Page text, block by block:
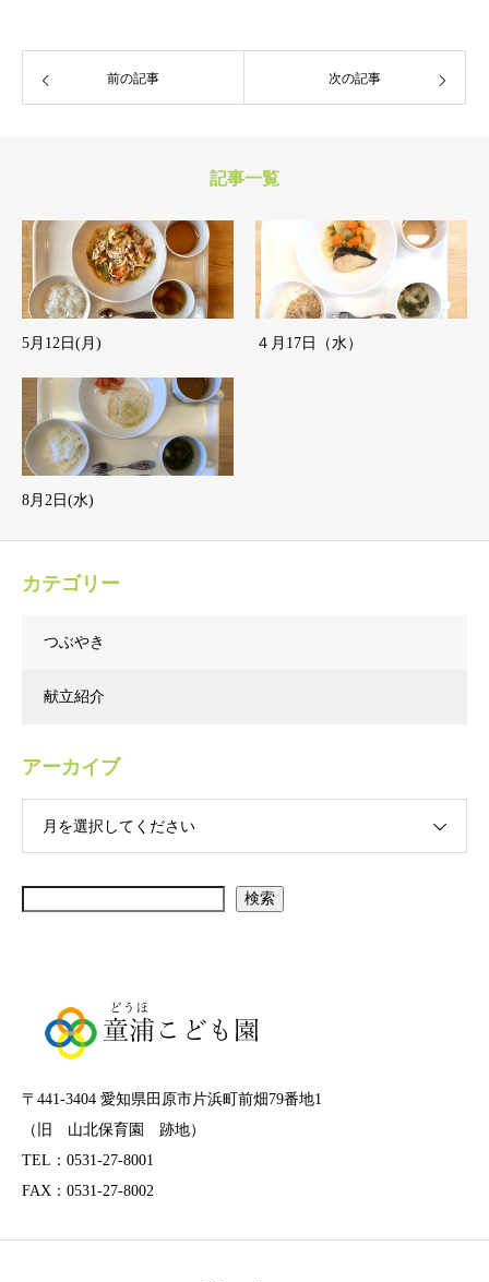
前の記事 次の記事
記事一覧
5月12日(月) ４月17日（水）
8月2日(水)
カテゴリー
つぶやき
献立紹介
アーカイブ
月を選択してください
検索
〒441-3404 愛知県田原市片浜町前畑79番地1
（旧 山北保育園 跡地）
TEL：0531-27-8001
FAX：0531-27-8002